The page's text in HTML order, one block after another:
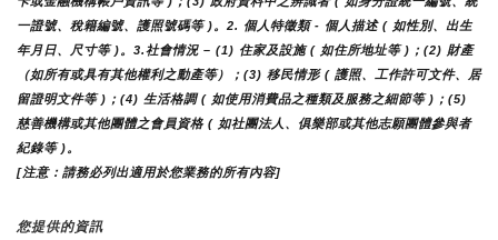
一證號、稅籍編號、護照號碼等 )。2. 個人特徵類 - 個人描述 ( 如性別、出生
年月日、尺寸等 )。3.社會情況 – (1) 住家及設施 ( 如住所地址等 )；(2) 財產
（如所有或具有其他權利之動產等）；(3) 移民情形 ( 護照、工作許可文件、居
留證明文件等 )；(4) 生活格調 ( 如使用消費品之種類及服務之細節等 )；(5)
慈善機構或其他團體之會員資格 ( 如社團法人、俱樂部或其他志願團體參與者
紀錄等 )。
[注意：請務必列出適用於您業務的所有內容]
您提供的資訊